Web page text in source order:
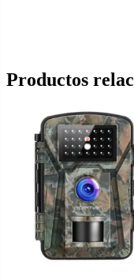
Productos